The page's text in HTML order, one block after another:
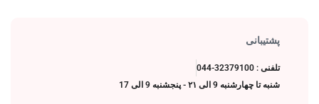
پشتیبانی
تلفنی : 32379100-044
شنبه تا چهارشنبه 9 الی ۲۱ - پنجشنبه 9 الی 17